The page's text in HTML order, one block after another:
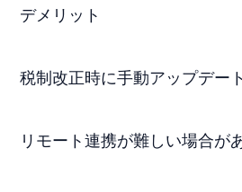
デメリット
税制改正時に手動アップデー
リモート連携が難しい場合が